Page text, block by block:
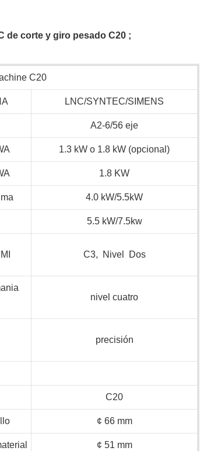
de corte y giro pesado C20 ;
C20
LNC/SYNTEC/SIMENS
A2-6/56 eje
1.3 kW o 1.8 kW (opcional)
1.8 KW
4.0 kW/5.5kW
5.5 kW/7.5kw
C3, Nivel Dos
nivel cuatro
precisión
C20
¢ 66 mm
¢ 51 mm